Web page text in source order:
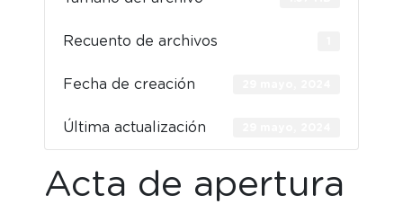
Recuento de archivos
Fecha de creación
Última actualización
Acta de apertura